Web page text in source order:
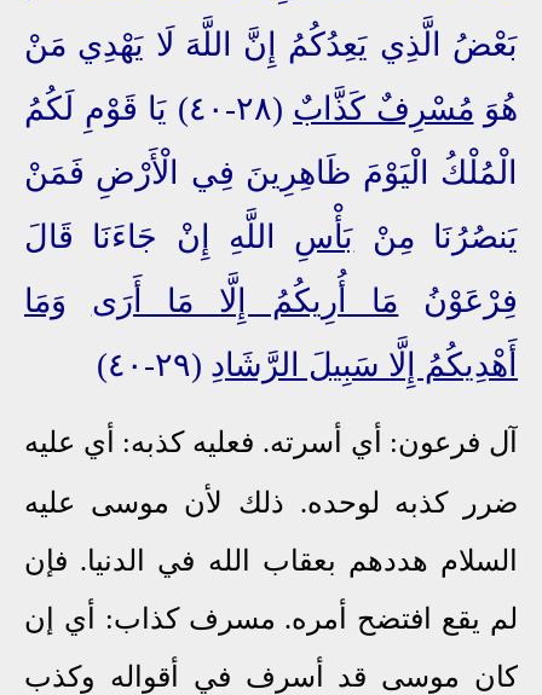
بَعْضُ الَّذِي يَعِدُكُمُ إِنَّ اللَّهَ لَا يَهْدِي مَنْ
هُوَ مُسْرِفٌ كَذَّابٌ
(٢٨-٤٠) يَا قَوْمِ لَكُمُ
الْمُلْكُ الْيَوْمَ ظَاهِرِينَ فِي الْأَرْضِ فَمَنْ
يَنصُرُنَا مِنْ بَأْسِ اللَّهِ إِنْ جَاءَنَا قَالَ
فِرْعَوْنُ مَا أُرِيكُمُ إِلَّا مَا أَرَى
وَمَا
أَهْدِيكُمُ إِلَّا سَبِيلَ الرَّشَادِ (٢٩-٤٠)
آل فرعون: أي أسرته. فعليه كذبه: أي عليه
ضرر كذبه لوحده. ذلك لأن موسى عليه
السلام هددهم بعقاب الله في الدنيا. فإن
لم يقع افتضح أمره. مسرف كذاب: أي إن
كان موسى قد أسرف في أقواله وكذب